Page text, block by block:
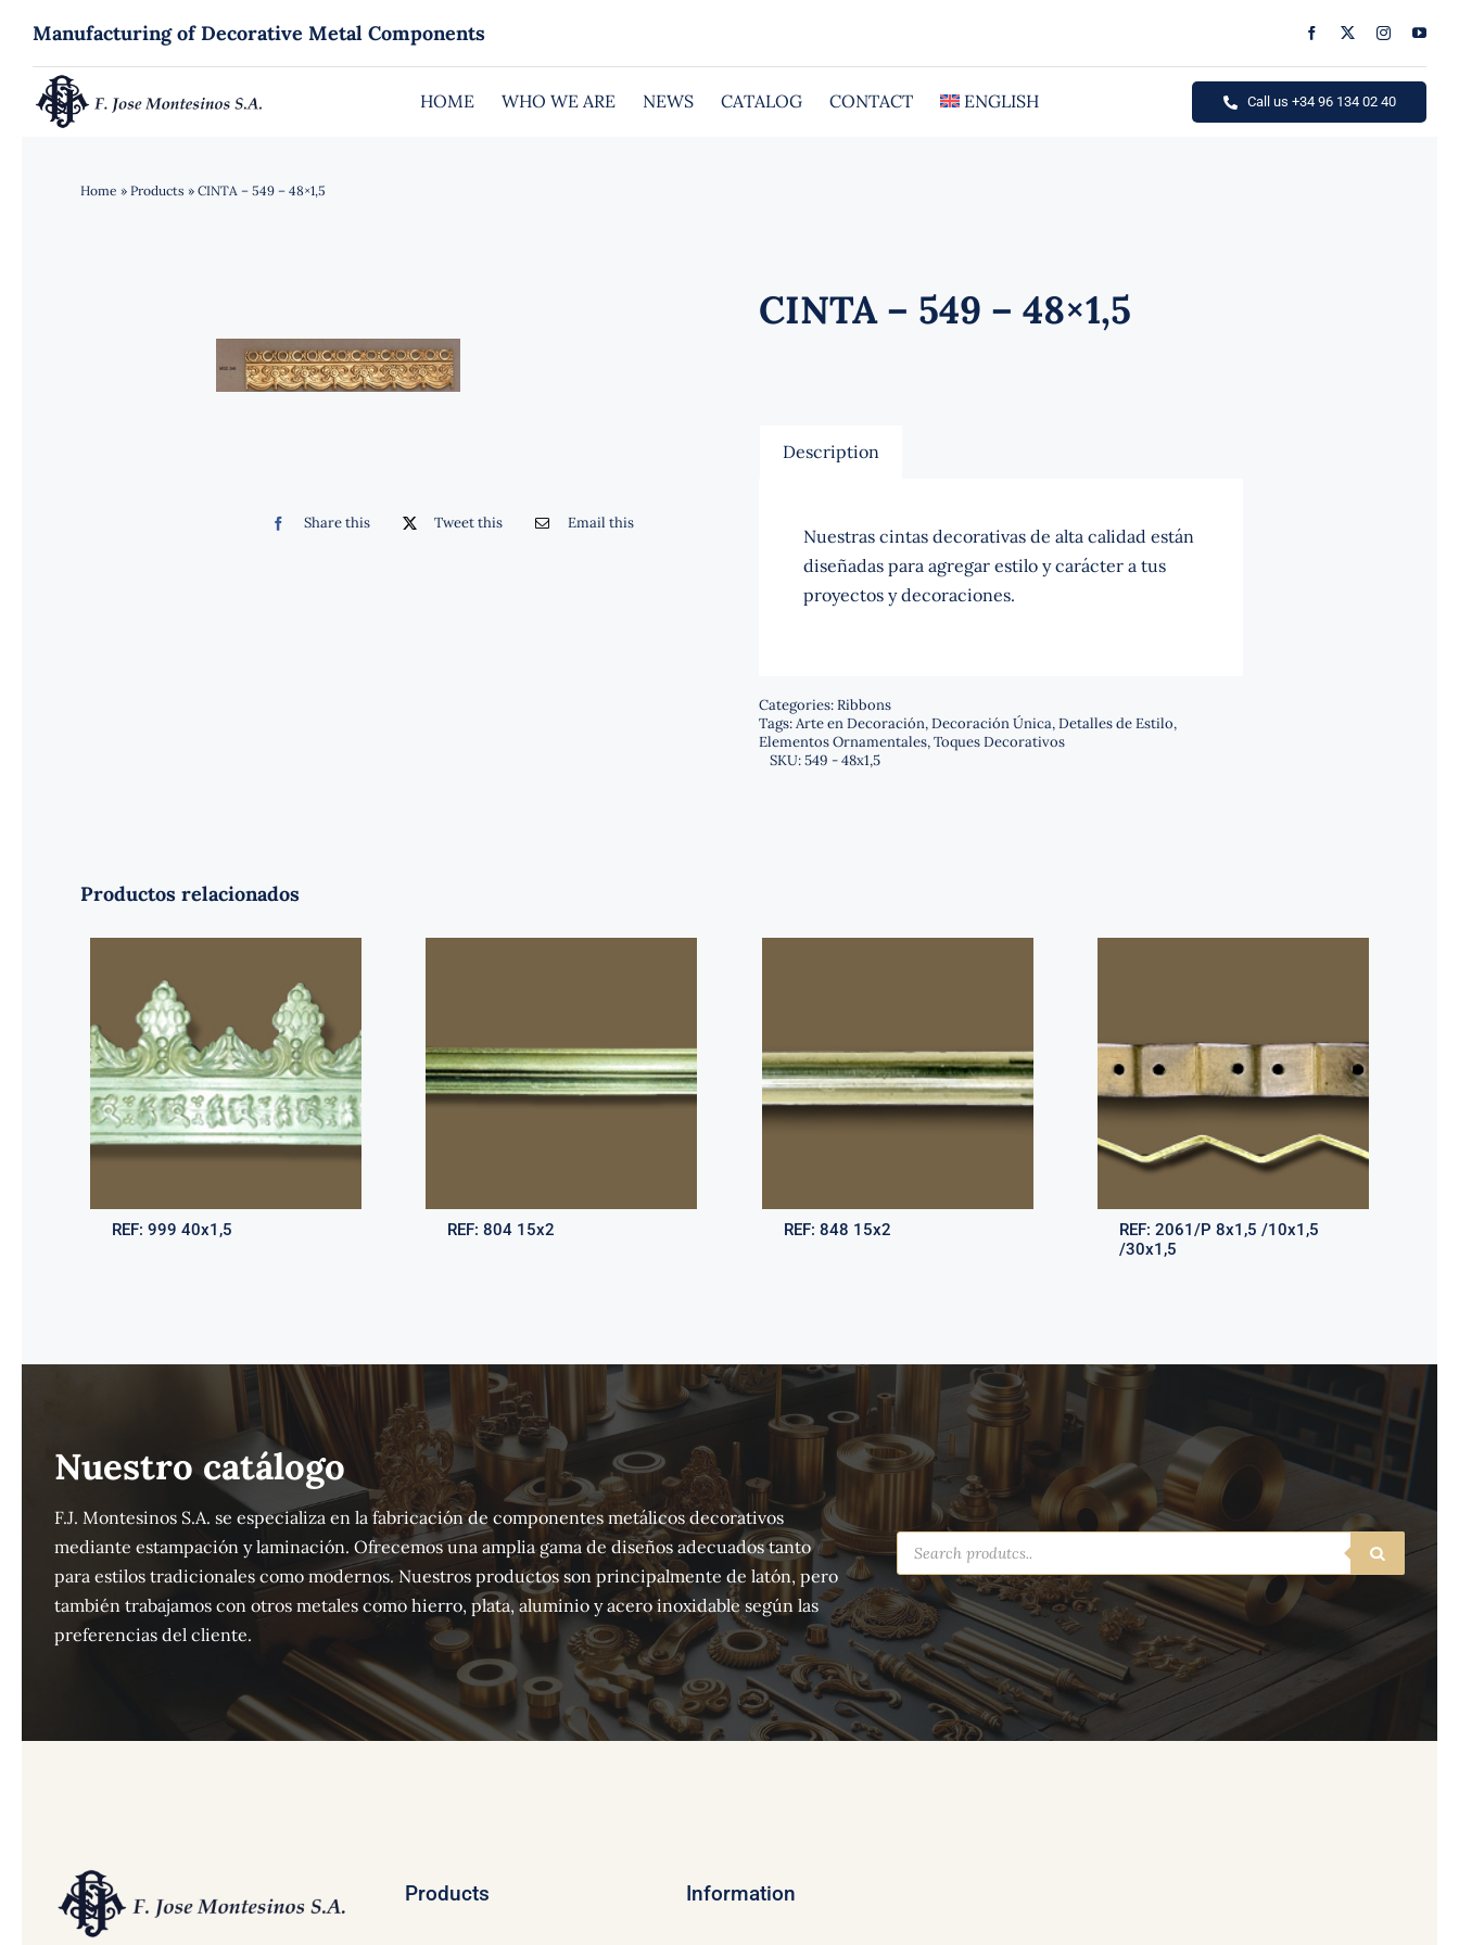
content
Manufacturing of Decorative Metal Components
HOME WHO WE ARE NEWS CATALOG CONTACT ENGLISH Call us +34 96 134 02 40
Home » Products » CINTA – 549 – 48×1,5
Share this Tweet this Email this
CINTA – 549 – 48×1,5
Description
Nuestras cintas decorativas de alta calidad están
diseñadas para agregar estilo y carácter a tus
proyectos y decoraciones.
Categories:Ribbons
Tags:Arte en Decoración,Decoración Única,Detalles de Estilo,
Elementos Ornamentales,Toques Decorativos
SKU:549 - 48x1,5
Productos relacionados
REF:999 40x1,5 REF:804 15x2 REF: 848 15x2 REF: 2061/P 8x1,5 /10x1,5
/30x1,5
Nuestro catálogo
F.J. Montesinos S.A. se especializa en la fabricación de componentes metálicos decorativos
mediante estampación y laminación. Ofrecemos una amplia gama de diseños adecuados tanto
para estilos tradicionales como modernos. Nuestros productos son principalmente de latón, pero
también trabajamos con otros metales como hierro, plata, aluminio y acero inoxidable según las
preferencias del cliente.
Products
search
Products Information